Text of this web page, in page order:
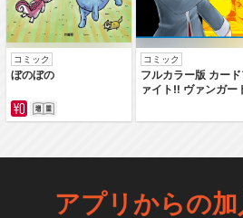
真救
O ケン
コミック
ぼのぼの
コミック
フルカラー版 カード
ァイト‼ ヴァンガー
アプリからの加